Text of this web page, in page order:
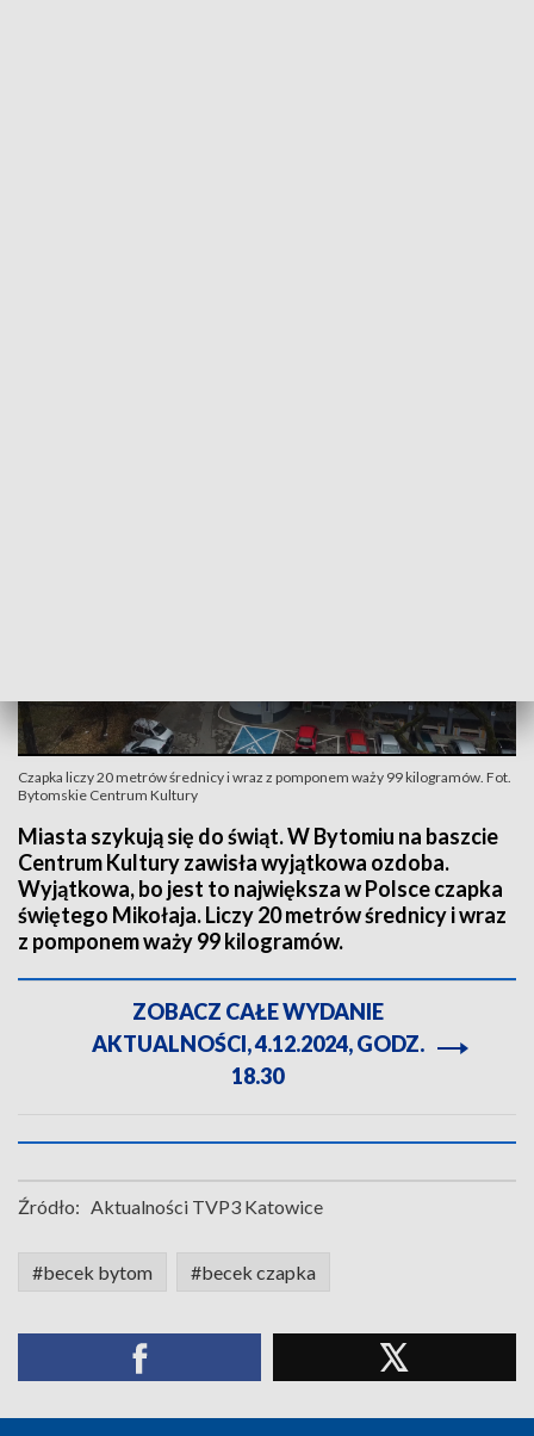
Czapka liczy 20 metrów średnicy i wraz z pomponem waży 99 kilogramów. Fot.
Bytomskie Centrum Kultury
Miasta szykują się do świąt. W Bytomiu na baszcie
Centrum Kultury zawisła wyjątkowa ozdoba.
Wyjątkowa, bo jest to największa w Polsce czapka
świętego Mikołaja. Liczy 20 metrów średnicy i wraz
z pomponem waży 99 kilogramów.
ZOBACZ CAŁE WYDANIE
AKTUALNOŚCI, 4.12.2024, GODZ.
18.30
Źródło: Aktualności TVP3 Katowice
#becek bytom #becek czapka